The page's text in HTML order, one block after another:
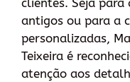
clientes. Seja para
antigos ou para a
personalizadas,
Teixeira é
atenção aos